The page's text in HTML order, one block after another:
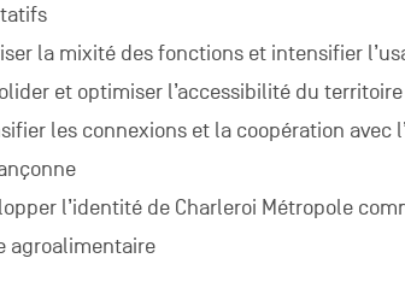
la mixité des fonctions et intensifier
et optimiser l’accessibilité du
les connexions et la coopération avec
l’identité de Charleroi Métropole
agroalimentaire